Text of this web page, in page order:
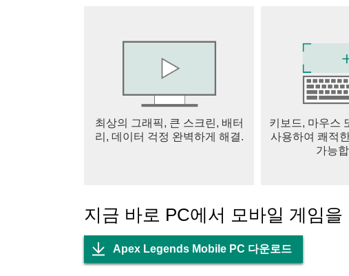
최상의 그래픽, 큰 스크린, 배터
리, 데이터 걱정 완벽하게 해결.
키보드, 마우스
사용하여 쾌적
가능
지금 바로 PC에서 모바일 게임을
Apex Legends Mobile PC 다운로드